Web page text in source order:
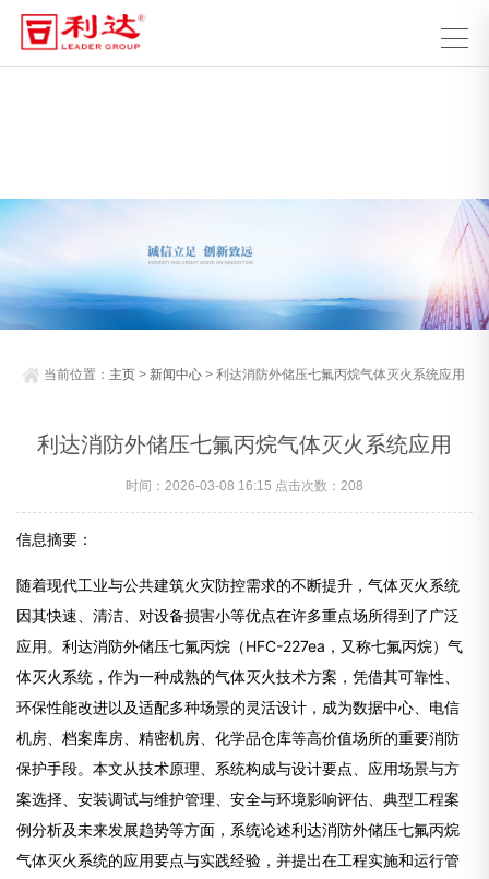
当前位置： 主页 > 新闻中心 > 利达消防外储压七氟丙烷气体灭火系统应用
利达消防外储压七氟丙烷气体灭火系统应用
时间：2026-03-08 16:15 点击次数： 208
信息摘要：
随着现代工业与公共建筑火灾防控需求的不断提升，气体灭火系统
因其快速、清洁、对设备损害小等优点在许多重点场所得到了广泛
应用。利达消防外储压七氟丙烷（HFC-227ea，又称七氟丙烷）气
体灭火系统，作为一种成熟的气体灭火技术方案，凭借其可靠性、
环保性能改进以及适配多种场景的灵活设计，成为数据中心、电信
机房、档案库房、精密机房、化学品仓库等高价值场所的重要消防
保护手段。本文从技术原理、系统构成与设计要点、应用场景与方
案选择、安装调试与维护管理、安全与环境影响评估、典型工程案
例分析及未来发展趋势等方面，系统论述利达消防外储压七氟丙烷
气体灭火系统的应用要点与实践经验，并提出在工程实施和运行管